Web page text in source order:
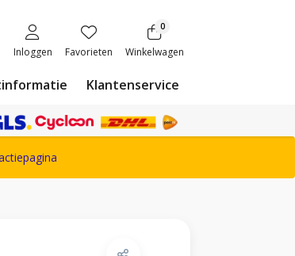
Inloggen Favorieten
0
Winkelwagen
Klantenservice
assortiment